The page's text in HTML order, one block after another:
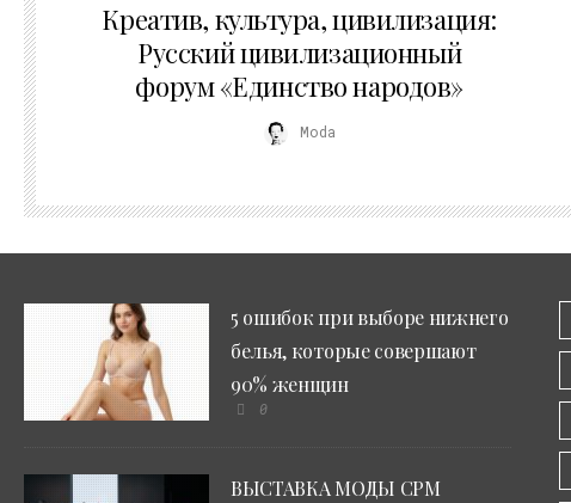
Креатив, культура, цивилизация:
Русский цивилизационный
форум «Единство народов»
Moda
5 ошибок при выборе нижнего
белья, которые совершают
90% женщин
0
ВЫСТАВКА МОДЫ CPM